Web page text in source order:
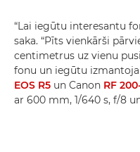
“Lai iegūtu interesantu
saka. “Pīts vienkārši
centimetrus uz vienu
fonu un iegūtu
EOS R5 un Canon RF
ar 600 mm, 1/640 s, f/8